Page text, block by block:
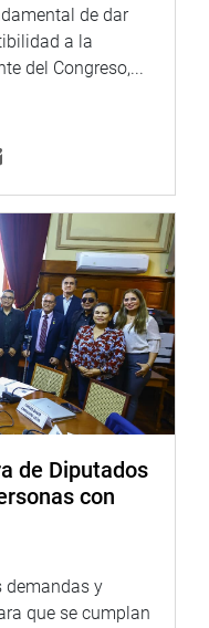
de dar
a la
del Congreso,...
de Diputados
con
demandas y
que se cumplan